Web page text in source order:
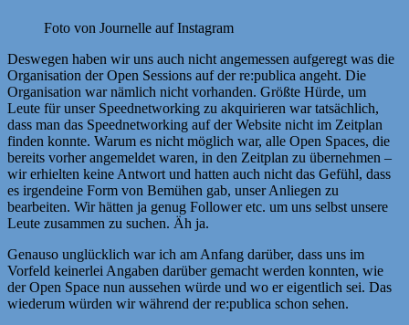
Foto von Journelle auf Instagram
Deswegen haben wir uns auch nicht angemessen aufgeregt was die
Organisation der Open Sessions auf der re:publica angeht. Die
Organisation war nämlich nicht vorhanden. Größte Hürde, um
Leute für unser Speednetworking zu akquirieren war tatsächlich,
dass man das Speednetworking auf der Website nicht im Zeitplan
finden konnte. Warum es nicht möglich war, alle Open Spaces, die
bereits vorher angemeldet waren, in den Zeitplan zu übernehmen –
wir erhielten keine Antwort und hatten auch nicht das Gefühl, dass
es irgendeine Form von Bemühen gab, unser Anliegen zu
bearbeiten. Wir hätten ja genug Follower etc. um uns selbst unsere
Leute zusammen zu suchen. Äh ja.
Genauso unglücklich war ich am Anfang darüber, dass uns im
Vorfeld keinerlei Angaben darüber gemacht werden konnten, wie
der Open Space nun aussehen würde und wo er eigentlich sei. Das
wiederum würden wir während der re:publica schon sehen.